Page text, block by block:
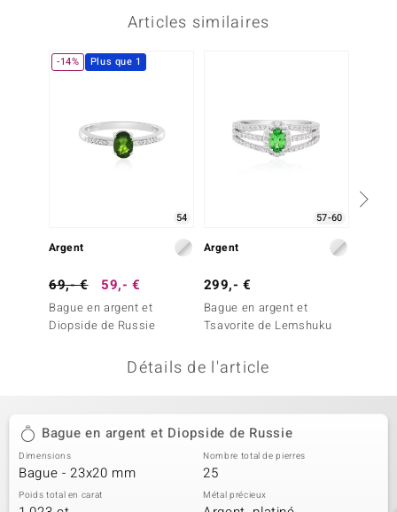
Articles similaires
-14% Plus que 1
54
Argent
69,- € 59,- €
Bague en argent et
Diopside de Russie
57-60
Argent
299,- €
Bague en argent et
Tsavorite de Lemshuku
Détails de l'article
Bague en argent et Diopside de Russie
Dimensions
Bague - 23x20 mm
Nombre total de pierres
25
Poids total en carat Métal précieux